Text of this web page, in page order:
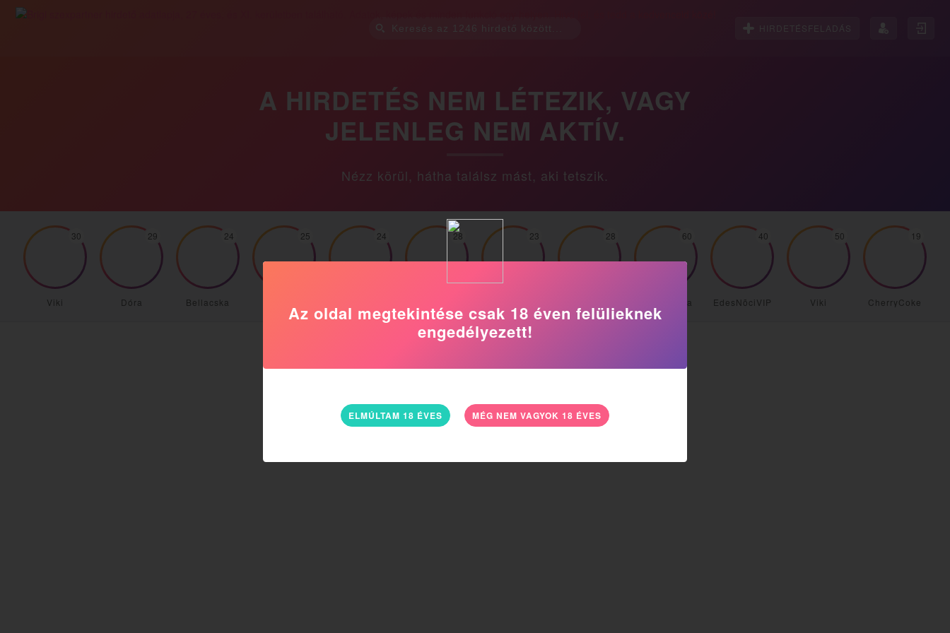
HIRDETÉSFELADÁS
A HIRDETÉS NEM LÉTEZIK, VAGY
JELENLEG NEM AKTÍV.
Nézz körül, hátha találsz mást, aki tetszik.
Viki
30
Dóra
29
Bellacska
24 25 24 28 23 28
Kata_Mama
60
EdesNõciVIP
40
Viki
50
CherryCoke
19
Az oldal megtekintése csak 18 éven felülieknek
engedélyezett!
ELMÚLTAM 18 ÉVES MÉG NEM VAGYOK 18 ÉVES